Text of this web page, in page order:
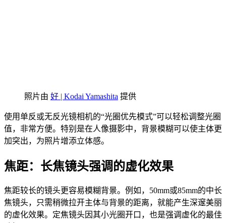
照片由 好 | Kodai Yamashita 提供
使用单反或无反光镜相机的“光圈优先模式”可以轻松调整光圈
值，非常方便。特别是在人像摄影中，背景模糊可以使主体更
加突出，为照片增添立体感。
焦距：长焦镜头强调的虚化效果
焦距较长的镜头更容易模糊背景。例如，50mm或85mm的中长
焦镜头，只需稍微拉开主体与背景的距离，就能产生深邃美丽
的虚化效果。定焦镜头因其小光圈开口，也是强调虚化的最佳